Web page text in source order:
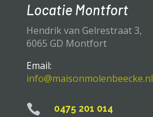
Locatie Montfort
Hendrik van Gelrestraat 3,
6065 GD Montfort
Email:
info@maisonmolenbeecke.nl
 0475 201 014